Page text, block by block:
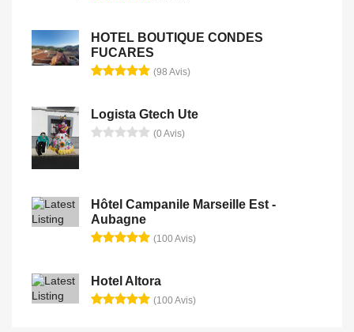
HOTEL BOUTIQUE CONDES
FUCARES
(98 Avis)
Logista Gtech Ute
(0 Avis)
Hôtel Campanile Marseille Est -
Aubagne
(100 Avis)
Hotel Altora
(100 Avis)